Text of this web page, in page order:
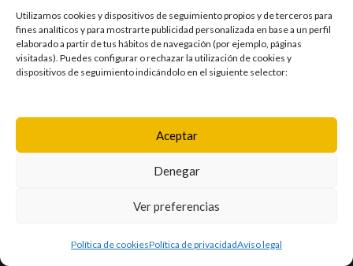
Utilizamos cookies y dispositivos de seguimiento propios y de terceros para
fines analíticos y para mostrarte publicidad personalizada en base a un perfil
elaborado a partir de tus hábitos de navegación (por ejemplo, páginas
visitadas). Puedes configurar o rechazar la utilización de cookies y
dispositivos de seguimiento indicándolo en el siguiente selector:
Aceptar
Denegar
Ver preferencias
Política de cookiesPolítica de privacidadAviso legal
Pabellón Santiago Martín - Tercera planta
Taco / 38108 – San Cristóbal de La Laguna
POLÍTICA DE COOKIES